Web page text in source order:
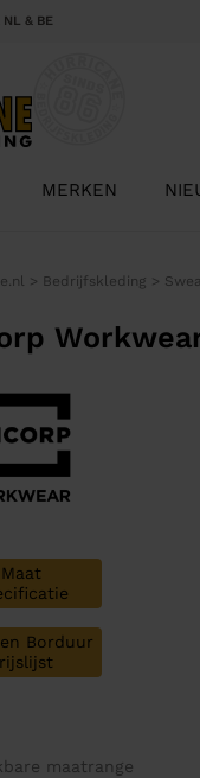
NL & BE
MERKEN
> Bedrijfskleding >
Maat
Borduur
maatrange